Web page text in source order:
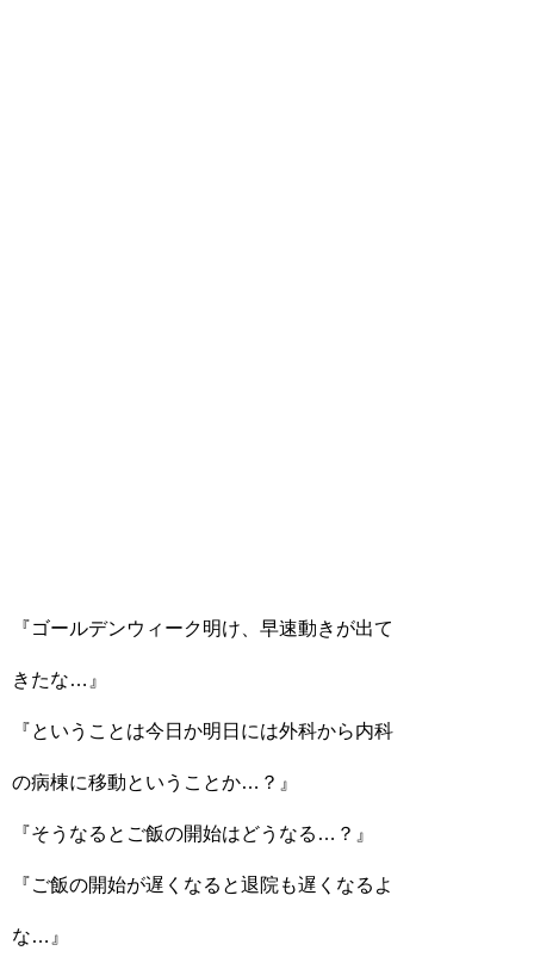
『ゴールデンウィーク明け、早速動きが出て
きたな…』
『ということは今日か明日には外科から内科
の病棟に移動ということか…？』
『そうなるとご飯の開始はどうなる…？』
『ご飯の開始が遅くなると退院も遅くなるよ
な…』